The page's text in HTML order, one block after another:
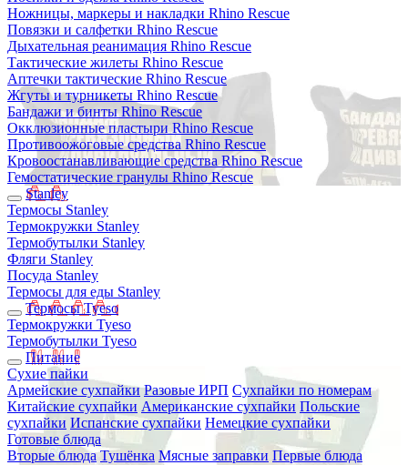
Ножницы, маркеры и накладки Rhino Rescue
Повязки и салфетки Rhino Rescue
Дыхательная реанимация Rhino Rescue
Тактические жилеты Rhino Rescue
Аптечки тактические Rhino Rescue
Жгуты и турникеты Rhino Rescue
Бандажи и бинты Rhino Rescue
Окклюзионные пластыри Rhino Rescue
Противоожоговые средства Rhino Rescue
Кровоостанавливающие средства Rhino Rescue
Гемостатические гранулы Rhino Rescue
Stanley
Термосы Stanley
Термокружки Stanley
Термобутылки Stanley
Фляги Stanley
Посуда Stanley
Термосы для еды Stanley
Термосы Tyeso
Термокружки Tyeso
Термобутылки Tyeso
Питание
Сухие пайки
Армейские сухпайки Разовые ИРП Сухпайки по номерам
Китайские сухпайки Американские сухпайки Польские
сухпайки Испанские сухпайки Немецкие сухпайки
Готовые блюда
Вторые блюда Тушёнка Мясные заправки Первые блюда